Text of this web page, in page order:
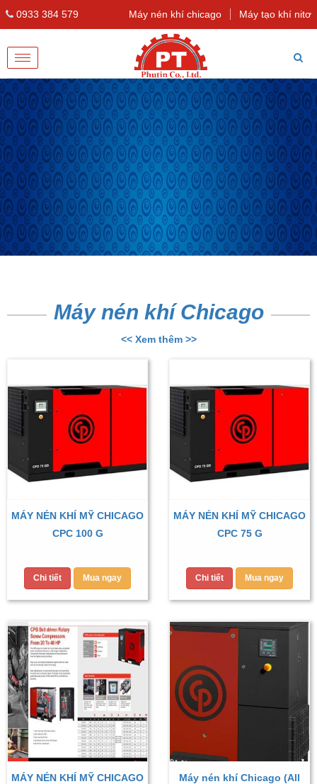
0933 384 579 Máy nén khí chicago Máy tạo khí nitơ
Toggle
navigation
Máy nén khí Chicago
<< Xem thêm >>
MÁY NÉN KHÍ MỸ CHICAGO
CPC 100 G
Chi tiết Mua ngay
MÁY NÉN KHÍ MỸ CHICAGO
CPC 75 G
Chi tiết Mua ngay
MÁY NÉN KHÍ MỸ CHICAGO
Máy nén khí Chicago (All